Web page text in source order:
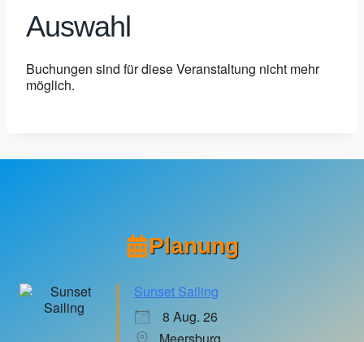
Auswahl
Buchungen sind für diese Veranstaltung nicht mehr
möglich.
Planung
Sunset Sailing
8 Aug. 26